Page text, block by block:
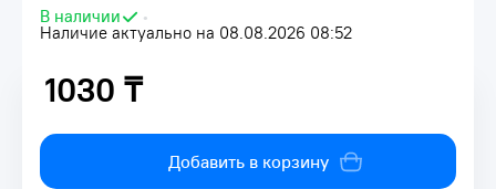
В наличии
•
Наличие актуально на 08.08.2026 08:52
1030 ₸
1030 ₸
Добавить в корзину